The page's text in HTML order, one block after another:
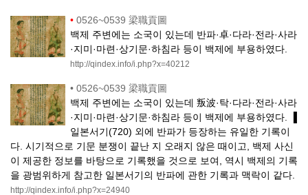
• 0526~0539 梁職貢圖
백제 주변에는 소국이 있는데 반파·卓·다라·전라·사라
·지미·마련·상기문·하침라 등이 백제에 부용하였다.
http://qindex.info/i.php?x=40212
• 0526~0539 梁職貢圖
백제 주변에는 소국이 있는데 叛波·탁·다라·전라·사라
·지미·마련·상기문·하침라 등이 백제에 부용하였다. ▐
일본서기(720) 외에 반파가 등장하는 유일한 기록이
다. 시기적으로 기문 분쟁이 끝난 지 오래지 않은 때이고, 백제 사신
이 제공한 정보를 바탕으로 기록했을 것으로 보여, 역시 백제의 기록
을 광범위하게 참고한 일본서기의 반파에 관한 기록과 맥락이 같다.
http://qindex.info/i.php?x=24940